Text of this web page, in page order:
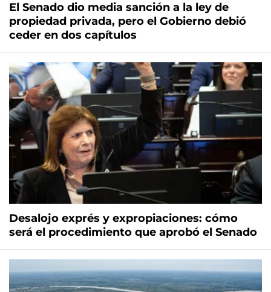
El Senado dio media sanción a la ley de
propiedad privada, pero el Gobierno debió
ceder en dos capítulos
Desalojo exprés y expropiaciones: cómo
será el procedimiento que aprobó el Senado